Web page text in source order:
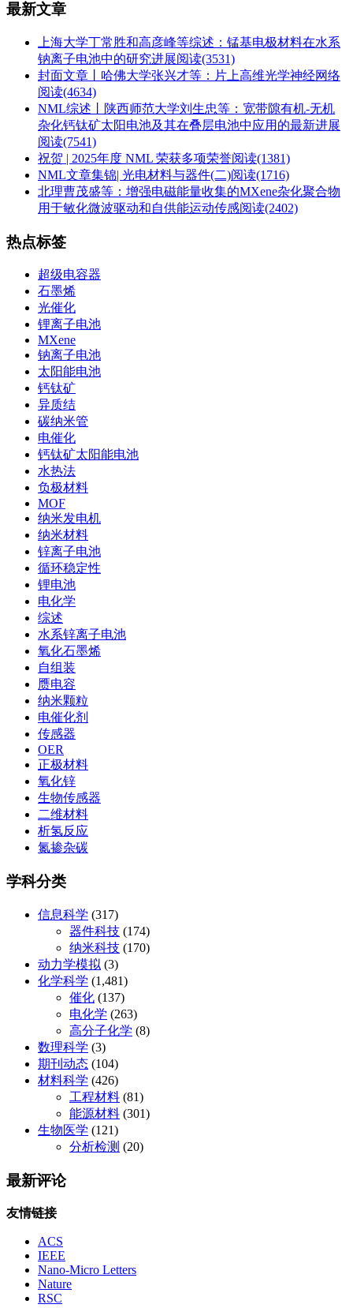
最新文章
上海大学丁常胜和高彦峰等综述：锰基电极材料在水系
钠离子电池中的研究进展阅读(3531)
封面文章丨哈佛大学张兴才等：片上高维光学神经网络
阅读(4634)
NML综述丨陕西师范大学刘生忠等：宽带隙有机-无机
杂化钙钛矿太阳电池及其在叠层电池中应用的最新进展
阅读(7541)
祝贺 | 2025年度 NML 荣获多项荣誉阅读(1381)
NML文章集锦| 光电材料与器件(二)阅读(1716)
北理曹茂盛等：增强电磁能量收集的MXene杂化聚合物
用于敏化微波驱动和自供能运动传感阅读(2402)
热点标签
超级电容器
石墨烯
光催化
锂离子电池
MXene
钠离子电池
太阳能电池
钙钛矿
异质结
碳纳米管
电催化
钙钛矿太阳能电池
水热法
负极材料
MOF
纳米发电机
纳米材料
锌离子电池
循环稳定性
锂电池
电化学
综述
水系锌离子电池
氧化石墨烯
自组装
赝电容
纳米颗粒
电催化剂
传感器
OER
正极材料
氧化锌
生物传感器
二维材料
析氢反应
氮掺杂碳
学科分类
信息科学 (317)
器件科技 (174)
纳米科技 (170)
动力学模拟 (3)
化学科学 (1,481)
催化 (137)
电化学 (263)
高分子化学 (8)
数理科学 (3)
期刊动态 (104)
材料科学 (426)
工程材料 (81)
能源材料 (301)
生物医学 (121)
分析检测 (20)
最新评论
友情链接
ACS
IEEE
Nano-Micro Letters
Nature
RSC